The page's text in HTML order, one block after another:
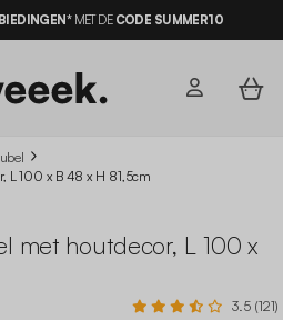
MET DE CODE SUMMER10
L 100 x B 48 x H 81,5cm
met houtdecor, L 100 x
3.5 (121)